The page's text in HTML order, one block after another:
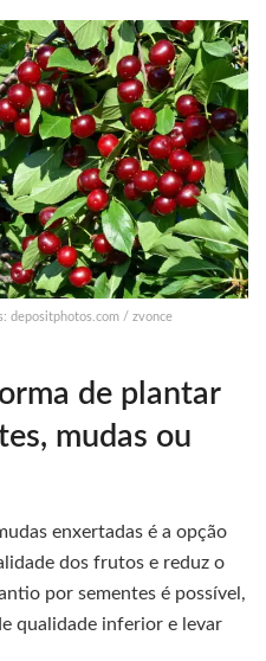
depositphotos.com / zvonce
de plantar
mudas ou
enxertadas é a opção
dos frutos e reduz o
por sementes é possível,
qualidade inferior e levar